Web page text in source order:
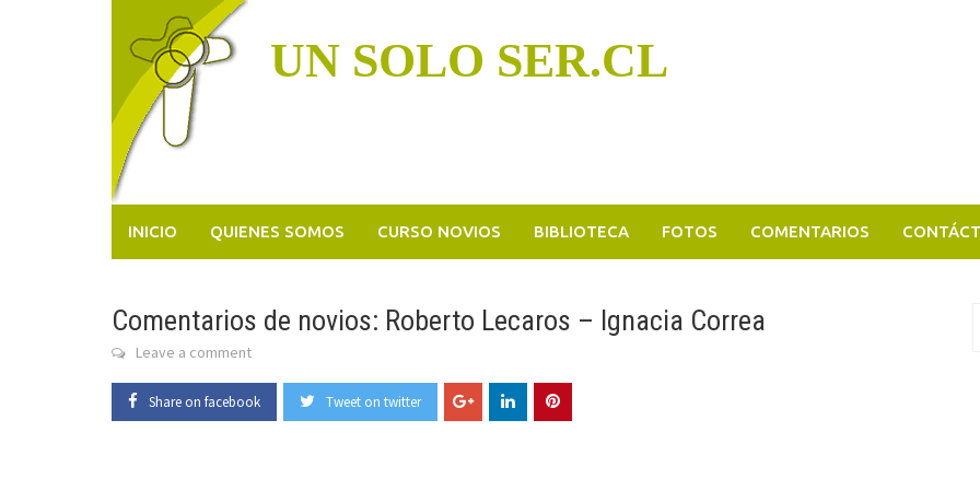
UN SOLO SER.CL
INICIO QUIENES SOMOS CURSO NOVIOS BIBLIOTECA FOTOS COMENTARIOS
Comentarios de novios: Roberto Lecaros – Ignacia Correa
Leave a comment
Share on facebook Tweet on twitter